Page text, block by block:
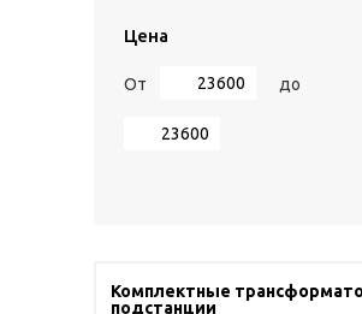
Цена
От до
Комплектные
подстанции